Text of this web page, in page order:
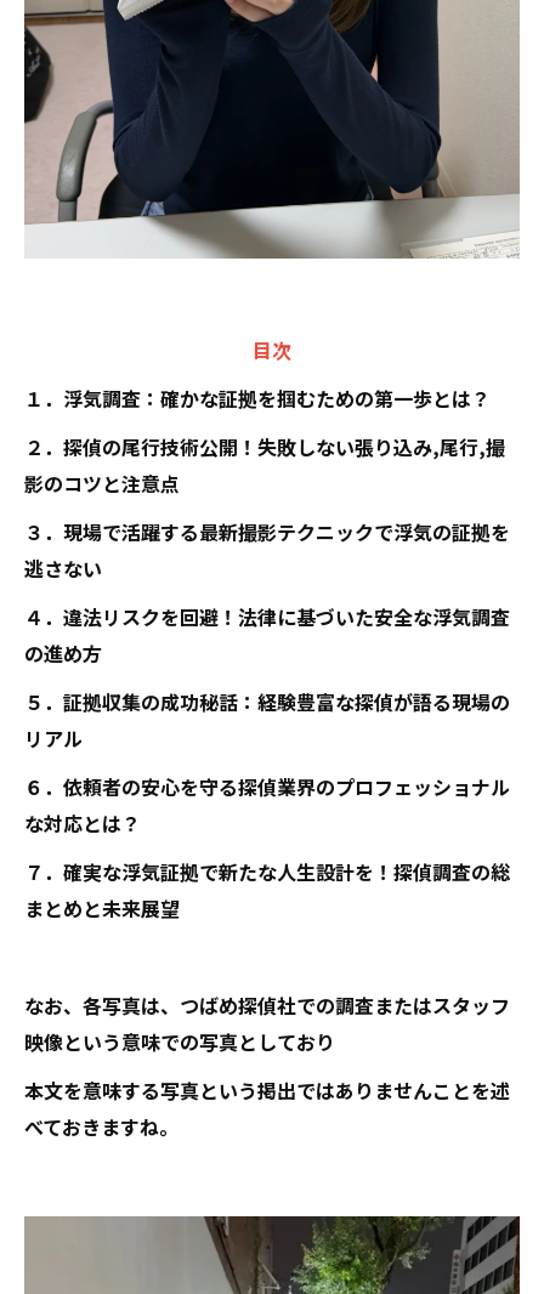
目次
１．浮気調査：確かな証拠を掴むための第一歩とは？
２．探偵の尾行技術公開！失敗しない張り込み,尾行,撮
影のコツと注意点
３．現場で活躍する最新撮影テクニックで浮気の証拠を
逃さない
４．違法リスクを回避！法律に基づいた安全な浮気調査
の進め方
５．証拠収集の成功秘話：経験豊富な探偵が語る現場の
リアル
６．依頼者の安心を守る探偵業界のプロフェッショナル
な対応とは？
７．確実な浮気証拠で新たな人生設計を！探偵調査の総
まとめと未来展望
なお、各写真は、つばめ探偵社での調査またはスタッフ
映像という意味での写真としており
本文を意味する写真という掲出ではありませんことを述
べておきますね。